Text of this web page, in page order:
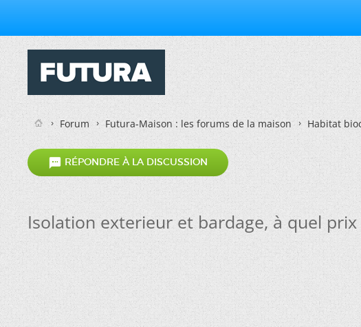
Forum Futura-Maison : les forums de la maison Habitat
 RÉPONDRE À LA DISCUSSION
Isolation exterieur et bardage, à quel prix